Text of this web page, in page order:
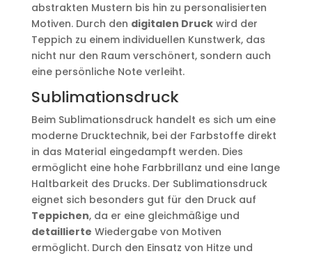
abstrakten Mustern bis hin zu personalisierten
Motiven. Durch den digitalen Druckwird der
Teppich zu einem individuellen Kunstwerk, das
nicht nur den Raum verschönert, sondern auch
eine persönliche Note verleiht.
Sublimationsdruck
Beim Sublimationsdruck handelt es sich um eine
moderne Drucktechnik, bei der Farbstoffe direkt
in das Material eingedampft werden. Dies
ermöglicht eine hohe Farbbrillanz und eine lange
Haltbarkeit des Drucks. Der Sublimationsdruck
eignet sich besonders gut für den Druck auf
Teppichen, da er eine gleichmäßige und
detaillierte Wiedergabe von Motiven
ermöglicht. Durch den Einsatz von Hitze und